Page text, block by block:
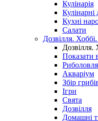
Кулінарія
Кулінарні
Кухні
Салати
Дозвілля.
Дозвілля.
Показати
Риболовля
Акваріум
Збір
Ігри
Свята
Дозвілля
Домашні